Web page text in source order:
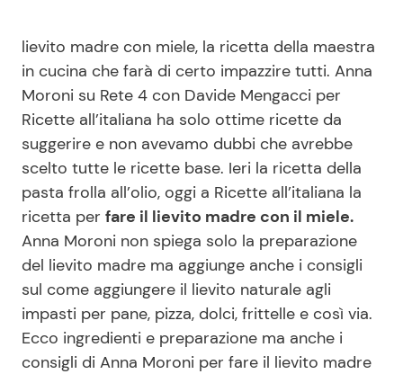
Moda e Style
Mondo Mamma
News benessere
Salute
Viaggi e Turismo
Festività
Dolci
Le Ricette in TV
Primi Piatti
Ricette Facili e Veloci
Ricette Feste
Ricette per Bambini
lievito madre con miele, la ricetta della maestra
in cucina che farà di certo impazzire tutti. Anna
Moroni su Rete 4 con Davide Mengacci per
Ricette all’italiana ha solo ottime ricette da
suggerire e non avevamo dubbi che avrebbe
scelto tutte le ricette base. Ieri la ricetta della
pasta frolla all’olio, oggi a Ricette all’italiana la
ricetta per fare il lievito madre con il miele.
Anna Moroni non spiega solo la preparazione
del lievito madre ma aggiunge anche i consigli
sul come aggiungere il lievito naturale agli
impasti per pane, pizza, dolci, frittelle e così via.
Ecco ingredienti e preparazione ma anche i
consigli di Anna Moroni per fare il lievito madre